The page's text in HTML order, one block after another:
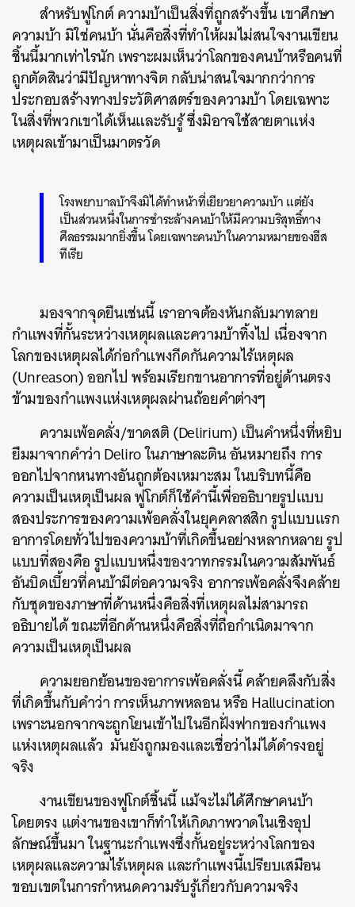
สำหรับฟูโกต์ ความบ้าเป็นสิ่งที่ถูกสร้างขึ้น เขาศึกษา
ความบ้า มิใช่คนบ้า นั่นคือสิ่งที่ทำให้ผมไม่สนใจงานเขียน
ชิ้นนี้มากเท่าไรนัก เพราะผมเห็นว่าโลกของคนบ้าหรือคนที่
ถูกตัดสินว่ามีปัญหาทางจิต กลับน่าสนใจมากกว่าการ
ประกอบสร้างทางประวัติศาสตร์ของความบ้า โดยเฉพาะ
ในสิ่งที่พวกเขาได้เห็นและรับรู้ ซึ่งมิอาจใช้สายตาแห่ง
เหตุผลเข้ามาเป็นมาตรวัด
โรงพยาบาลบ้าจึงมิได้ทำหน้าที่เยียวยาความบ้า แต่ยัง
เป็นส่วนหนึ่งในการชำระล้างคนบ้าให้มีความบริสุทธิ์ทาง
ศีลธรรมมากยิ่งขึ้น โดยเฉพาะคนบ้าในความหมายของฮีส
ทีเรีย
มองจากจุดยืนเช่นนี้ เราอาจต้องหันกลับมาทลาย
กำแพงที่กั้นระหว่างเหตุผลและความบ้าทิ้งไป เนื่องจาก
โลกของเหตุผลได้ก่อกำแพงกีดกันความไร้เหตุผล
(Unreason) ออกไป พร้อมเรียกขานอาการที่อยู่ด้านตรง
ข้ามของกำแพงแห่งเหตุผลผ่านถ้อยคำต่างๆ
ความเพ้อคลั่ง/ขาดสติ (Delirium) เป็นคำหนึ่งที่หยิบ
ยืมมาจากคำว่า Deliro ในภาษาละติน อันหมายถึง การ
ออกไปจากหนทางอันถูกต้องเหมาะสม ในบริบทนี้คือ
ความเป็นเหตุเป็นผล ฟูโกต์ก็ใช้คำนี้เพื่ออธิบายรูปแบบ
สองประการของความเพ้อคลั่งในยุคคลาสสิก รูปแบบแรก
อาการโดยทั่วไปของความบ้าที่เกิดขึ้นอย่างหลากหลาย รูป
แบบที่สองคือ รูปแบบหนึ่งของวาทกรรมในความสัมพันธ์
อันบิดเบี้ยวที่คนบ้ามีต่อความจริง อาการเพ้อคลั่งจึงคล้าย
กับชุดของภาษาที่ด้านหนึ่งคือสิ่งที่เหตุผลไม่สามารถ
อธิบายได้ ขณะที่อีกด้านหนึ่งคือสิ่งที่ถือกำเนิดมาจาก
ความเป็นเหตุเป็นผล
ความยอกย้อนของอาการเพ้อคลั่งนี้ คล้ายคลึงกับสิ่ง
ที่เกิดขึ้นกับคำว่า การเห็นภาพหลอน หรือ Hallucination
เพราะนอกจากจะถูกโยนเข้าไปในอีกฝั่งฟากของกำแพง
แห่งเหตุผลแล้ว มันยังถูกมองและเชื่อว่าไม่ได้ดำรงอยู่
จริง
งานเขียนของฟูโกต์ชิ้นนี้ แม้จะไม่ได้ศึกษาคนบ้า
โดยตรง แต่งานของเขาก็ทำให้เกิดภาพวาดในเชิงอุป
ลักษณ์ขึ้นมา ในฐานะกำแพงซึ่งกั้นอยู่ระหว่างโลกของ
เหตุผลและความไร้เหตุผล และกำแพงนี้เปรียบเสมือน
ขอบเขตในการกำหนดความรับรู้เกี่ยวกับความจริง
ค้นหา
SHARE